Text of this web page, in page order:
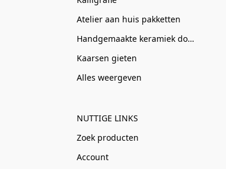
Atelier aan huis pakketten
Handgemaakte keramiek door Clay-Obscuur
Kaarsen gieten
Alles weergeven
NUTTIGE LINKS
Zoek producten
Account